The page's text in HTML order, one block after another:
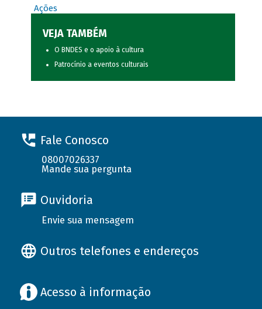
Ações
VEJA TAMBÉM
O BNDES e o apoio à cultura
Patrocínio a eventos culturais
Fale Conosco
08007026337
Mande sua pergunta
Ouvidoria
Envie sua mensagem
Outros telefones e endereços
Acesso à informação